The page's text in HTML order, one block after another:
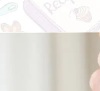
Mascarpone
Skrevet av